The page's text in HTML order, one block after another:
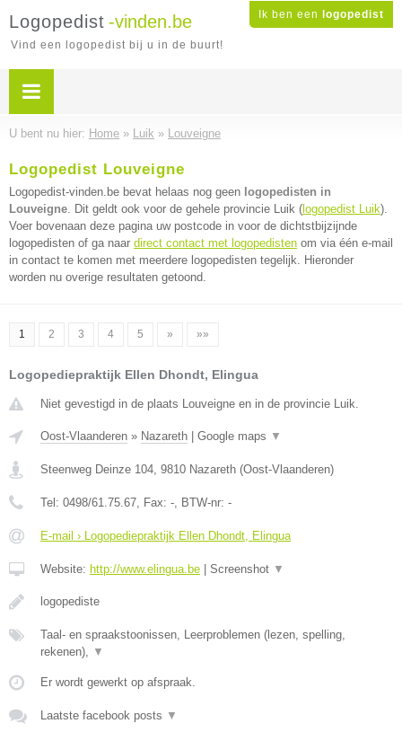
Ik ben een logopedist
Logopedist -vinden.be
Vind een logopedist bij u in de buurt!
U bent nu hier: Home » Luik » Louveigne
Logopedist Louveigne
Logopedist-vinden.be bevat helaas nog geen logopedisten in
Louveigne. Dit geldt ook voor de gehele provincie Luik ( logopedist Luik).
Voer bovenaan deze pagina uw postcode in voor de dichtstbijzijnde
logopedisten of ga naar direct contact met logopedisten om via één e-mail
in contact te komen met meerdere logopedisten tegelijk. Hieronder
worden nu overige resultaten getoond.
1 2 3 4 5 » »»
Logopediepraktijk Ellen Dhondt, Elingua
Niet gevestigd in de plaats Louveigne en in de provincie Luik.
Oost-Vlaanderen » Nazareth Google maps ▼
Steenweg Deinze 104, 9810 Nazareth (Oost-Vlaanderen)
Tel: 0498/61.75.67, Fax: -, BTW-nr: -
E-mail › Logopediepraktijk Ellen Dhondt, Elingua
Website: http://www.elingua.be Screenshot ▼
logopediste
Taal- en spraakstoonissen, Leerproblemen (lezen, spelling,
rekenen), ▼
Er wordt gewerkt op afspraak.
Laatste facebook posts ▼